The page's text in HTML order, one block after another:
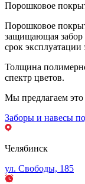
Порошковое
Порошковое
защищающая забор
срок эксплуатации
Толщина
спектр цветов.
Мы предлагаем
Заборы и навесы
Челябинск
ул. Свободы, 185